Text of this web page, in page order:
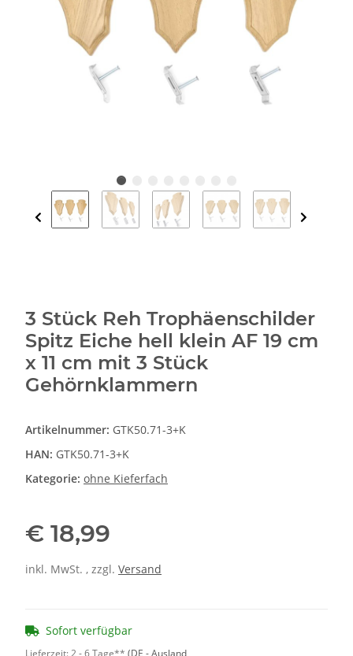
3 Stück Reh Trophäenschilder
Spitz Eiche hell klein AF 19 cm
x 11 cm mit 3 Stück
Gehörnklammern
Artikelnummer: GTK50.71-3+K
HAN: GTK50.71-3+K
Kategorie: ohne Kieferfach
€ 18,99
inkl. MwSt. , zzgl. Versand
Sofort verfügbar
Lieferzeit:2 - 6 Tage** (DE - Ausland